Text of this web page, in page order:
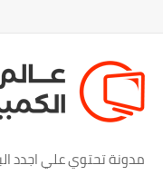
مدونة تحتوي علي اجدد